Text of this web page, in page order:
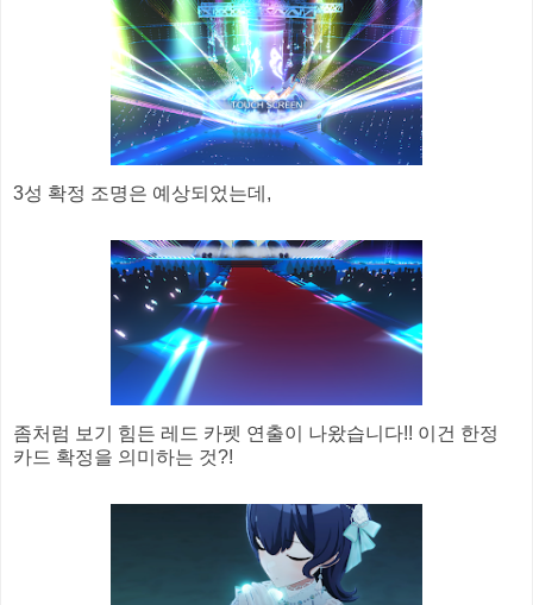
3성 확정 조명은 예상되었는데,
좀처럼 보기 힘든 레드 카펫 연출이 나왔습니다!! 이건 한정
카드 확정을 의미하는 것?!